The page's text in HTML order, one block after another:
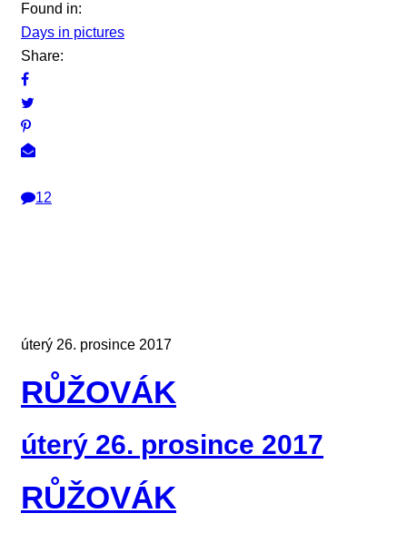
Found in:
Days in pictures
Share:
12
úterý 26. prosince 2017
RŮŽOVÁK
úterý 26. prosince 2017
RŮŽOVÁK